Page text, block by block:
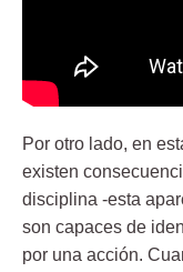
Por otro lado, en
existen
disciplina -esta
son capaces de
por una acción.